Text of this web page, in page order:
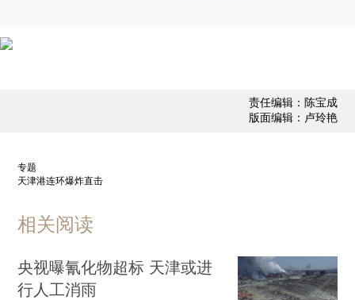
责任编辑：陈宝成
版面编辑：卢玲艳
专题
天津港连环爆炸直击
相关阅读
央视曝氰化物超标 天津或进
行人工消雨